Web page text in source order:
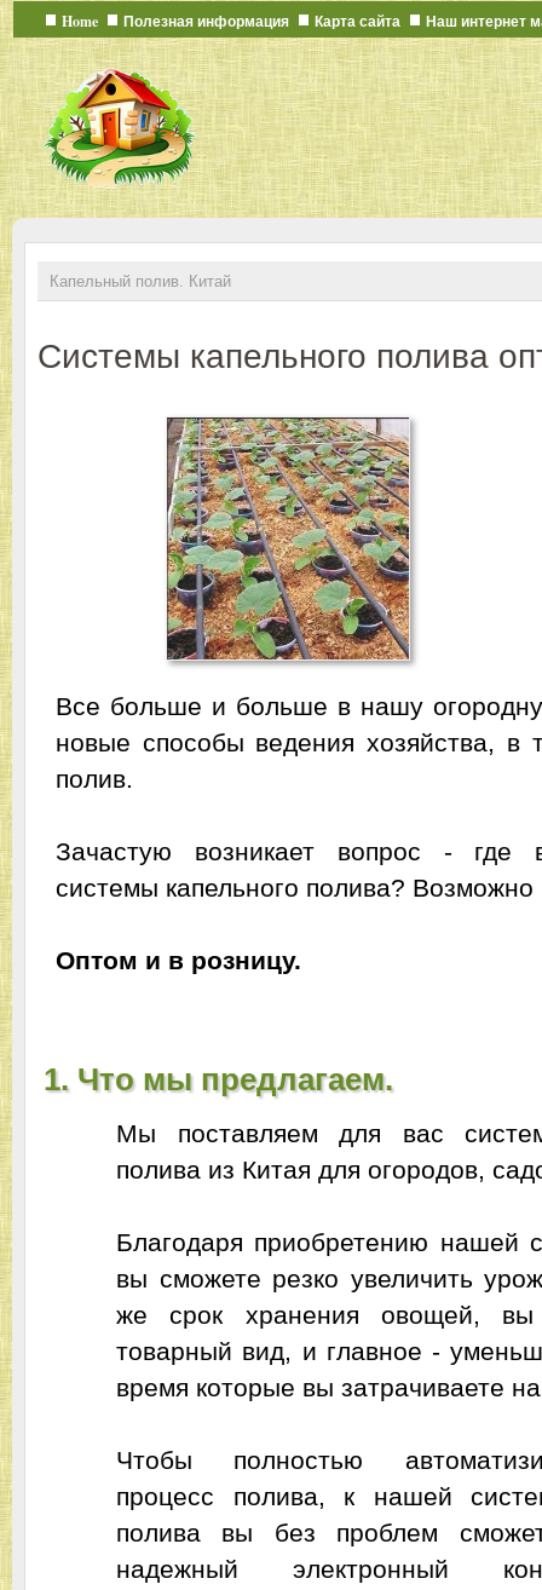
Капельный полив. Китай
Системы капельного полива
Все больше и больше в нашу
новые способы ведения хозяйства, в
полив.
Зачастую возникает вопрос - где
системы капельного полива? Возможно
Оптом и в розницу.
1. Что мы предлагаем.
Мы поставляем для вас
полива из Китая для огородов,
Благодаря приобретению нашей
вы сможете резко увеличить
же срок хранения овощей,
товарный вид, и главное -
время которые вы затрачиваете
Чтобы полностью
процесс полива, к нашей
полива вы без проблем
надежный электронный
Home Полезная информация Карта сайта Наш интернет